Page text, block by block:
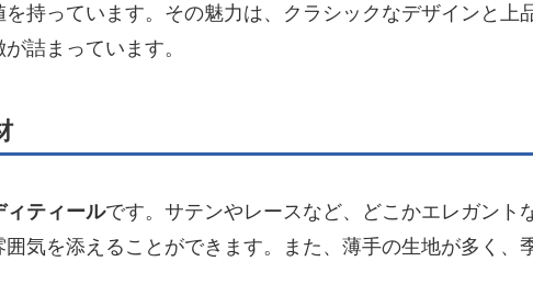
持っています。その魅力は、クラシックなデザインと
詰まっています。
ィティールです。サテンやレースなど、どこかエレガン
気を添えることができます。また、薄手の生地が多く